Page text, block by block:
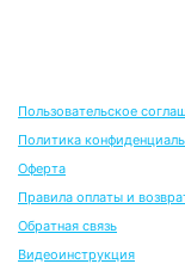
Пользовательское
Политика
Оферта
Правила оплаты и
Обратная связь
Видеоинструкция